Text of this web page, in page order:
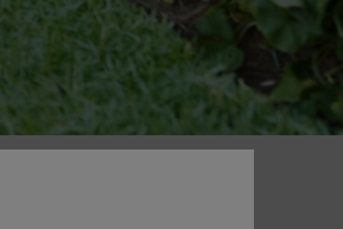
scherp geaccentueerde breuk van
een duidelijk scheiding